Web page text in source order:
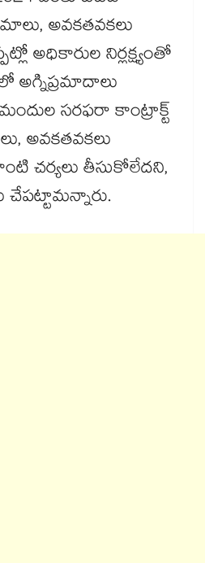
అవకతవకలు
అధికారుల నిర్లక్ష్యంతో
అగ్నిప్రమాదాలు
సరఫరా కాంట్రాక్ట్
అవకతవకలు
చర్యలు తీసుకోలేదని,
చేపట్టామన్నారు.